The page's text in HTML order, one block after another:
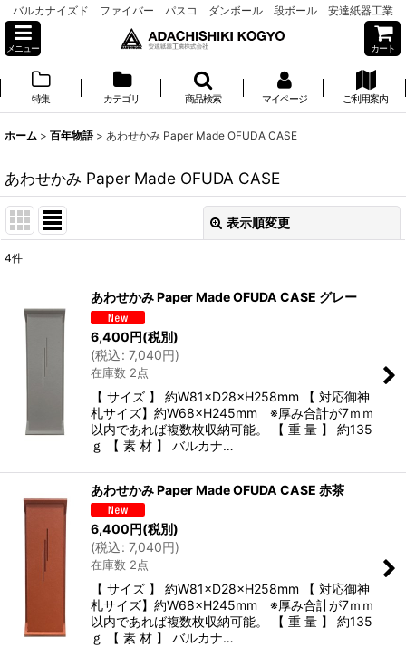
バルカナイズド ファイバー パスコ ダンボール 段ボール 安達紙器工業
メニュー カート
特集 カテゴリ 商品検索 マイページ ご利用案内
ホーム > 百年物語 > あわせかみ Paper Made OFUDA CASE
あわせかみ Paper Made OFUDA CASE
表示順変更
並び順
4件
あわせかみ Paper Made OFUDA CASE グレー
6,400円(税別)
(税込: 7,040円)
在庫数 2点
【 サイズ 】 約W81×D28×H258mm 【 対応御神
札サイズ】約W68×H245mm ※厚み合計が7ｍｍ
以内であれば複数枚収納可能。 【 重 量 】 約135
ｇ 【 素 材 】 バルカナ…
あわせかみ Paper Made OFUDA CASE 赤茶
6,400円(税別)
(税込: 7,040円)
在庫数 2点
【 サイズ 】 約W81×D28×H258mm 【 対応御神
札サイズ】約W68×H245mm ※厚み合計が7ｍｍ
以内であれば複数枚収納可能。 【 重 量 】 約135
ｇ 【 素 材 】 バルカナ…